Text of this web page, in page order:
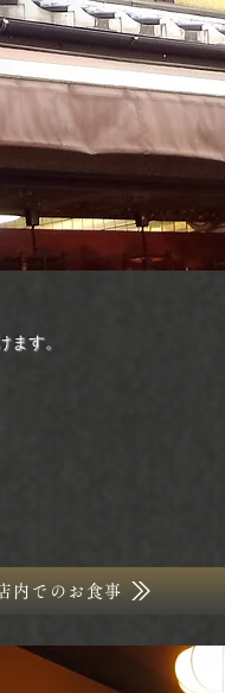
す。
内でのお食事